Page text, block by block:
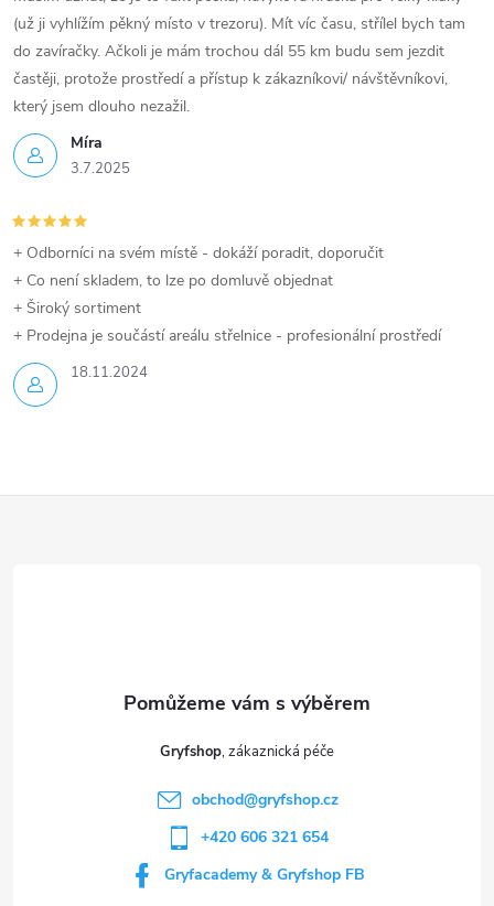
Míra
3.7.2025
(už ji vyhlížím pěkný místo v trezoru). Mít víc času, střílel bych tam
do zavíračky. Ačkoli je mám trochou dál 55 km budu sem jezdit
častěji, protože prostředí a přístup k zákazníkovi/ návštěvníkovi,
který jsem dlouho nezažil.
18.11.2024
+ Odborníci na svém místě - dokáží poradit, doporučit
+ Co není skladem, to lze po domluvě objednat
+ Široký sortiment
+ Prodejna je součástí areálu střelnice - profesionální prostředí
Gryfshop
obchod@gryfshop.cz
+420 606 321 654
Gryfacademy & Gryfshop FB